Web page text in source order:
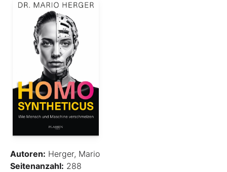
Autoren: Herger, Mario
Seitenanzahl: 288